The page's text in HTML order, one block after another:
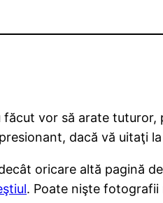
făcut vor să arate
dacă vă uitaţi la
oricare altă pagină
. Poate nişte fotografii